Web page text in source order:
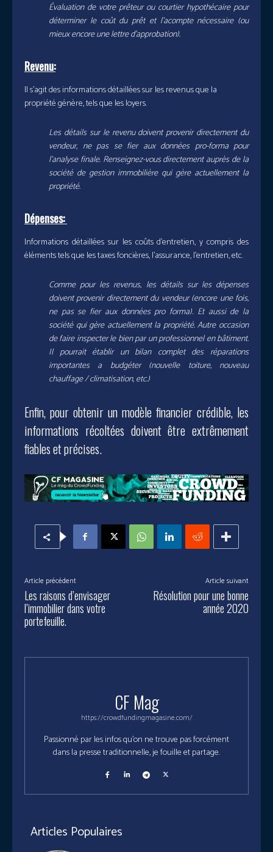
Évaluation de votre prêteur ou courtier hypothécaire pour
déterminer le coût du prêt et l’acompte nécessaire (ou
mieux encore une lettre d’approbation).
Revenu:
Il s’agit des informations détaillées sur les revenus que la
propriété génère, tels que les loyers.
Les détails sur le revenu doivent provenir directement du
vendeur, ne pas se fier aux données pro-forma pour
l’analyse finale. Renseignez-vous directement auprès de la
société de gestion immobilière qui gère actuellement la
propriété.
Dépenses:
Informations détaillées sur les coûts d’entretien, y compris des
éléments tels que les taxes foncières, l’assurance, l’entretien, etc.
Comme pour les revenus, les détails sur les dépenses
doivent provenir directement du vendeur (encore une fois,
ne pas se fier aux données pro forma). Et aussi de la
société qui gère actuellement la propriété. Autre occasion
de faire inspecter le bien par un professionnel en bâtiment.
Il pourrait établir un bilan complet des réparations
importantes a budgéter (nouvelle toiture, nouveau
chauffage / climatisation, etc.)
Enfin, pour obtenir un modèle financier crédible, les
informations récoltées doivent être extrêmement
fiables et précises.
Article précédent
Les raisons d’envisager
l’immobilier dans votre
portefeuille.
Article suivant
Résolution pour une bonne
année 2020
CF Mag
https://crowdfundingmagasine.com/
Passionné par les infos qu'on ne trouve pas forcément
dans la presse traditionnelle, je fouille et partage.
Articles Populaires